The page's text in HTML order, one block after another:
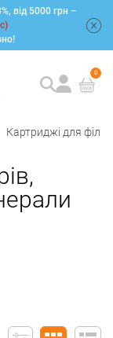
від 5000 грн –
0
Картриджі для